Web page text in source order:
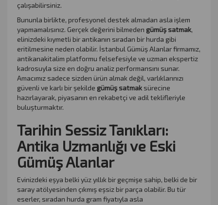
çalışabilirsiniz.
Bununla birlikte, profesyonel destek almadan asla işlem
yapmamalısınız. Gerçek değerini bilmeden gümüş satmak,
elinizdeki kıymetli bir antikanın sıradan bir hurda gibi
eritilmesine neden olabilir. İstanbul Gümüş Alanlar firmamız,
antikanakitalim platformu felsefesiyle ve uzman ekspertiz
kadrosuyla size en doğru analiz performansını sunar.
Amacımız sadece sizden ürün almak değil, varlıklarınızı
güvenli ve karlı bir şekilde gümüş satmak sürecine
hazırlayarak, piyasanın en rekabetçi ve adil teklifleriyle
buluşturmaktır.
Tarihin Sessiz Tanıkları:
Antika Uzmanlığı ve Eski
Gümüş Alanlar
Evinizdeki eşya belki yüz yıllık bir geçmişe sahip, belki de bir
saray atölyesinden çıkmış eşsiz bir parça olabilir. Bu tür
eserler, sıradan hurda gram fiyatıyla asla